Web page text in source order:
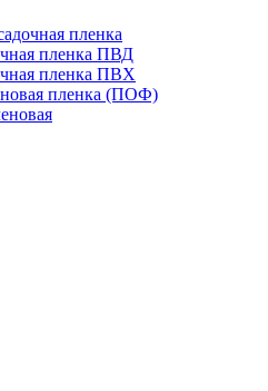
пленка
пленка ПВД
пленка ПВХ
пленка (ПОФ)